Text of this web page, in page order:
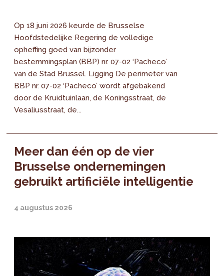
Op 18 juni 2026 keurde de Brusselse
Hoofdstedelijke Regering de volledige
opheffing goed van bijzonder
bestemmingsplan (BBP) nr. 07-02 ‘Pacheco’
van de Stad Brussel. Ligging De perimeter van
BBP nr. 07-02 ‘Pacheco’ wordt afgebakend
door de Kruidtuinlaan, de Koningsstraat, de
Vesaliusstraat, de...
Meer dan één op de vier
Brusselse ondernemingen
gebruikt artificiële intelligentie
4 augustus 2026